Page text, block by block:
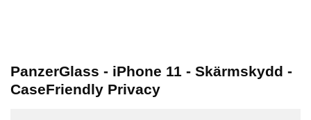
PanzerGlass - iPhone 11 - Skärmskydd -
CaseFriendly Privacy